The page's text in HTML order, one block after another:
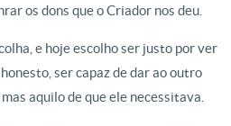
os dons que o Criador nos deu.
e hoje escolho ser justo por ver
ser capaz de dar ao outro
aquilo de que ele necessitava.